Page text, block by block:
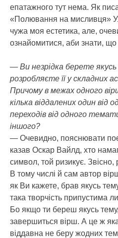
епатажного тут нема. Як
«Полювання на мисливця»
чужа моя естетика, але,
ознайомитися, аби знати, що
— Ви незрідка берете
розробляєте її у складних
Причому в межах одного
кілька віддалених один від
переходів від одного
іншого?
— Очевидно, пояснювати
казав Оскар Вайлд, хто
символ, той ризикує. Звісно,
В тому числі й сам автор
як Ви кажете, брав якусь
така творчість припустима
Бо якщо ти береш якусь
завершиться вірш. А це ж
віддавна не беру жодних